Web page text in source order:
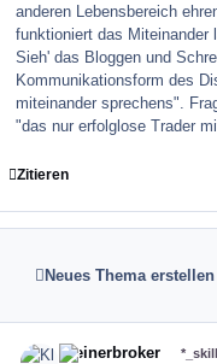
anderen Lebensbereich
funktioniert das Miteinander
Sieh' das Bloggen und
Kommunikationsform des
miteinander sprechens".
"das nur erfolglose Trader
Zitieren
Neues Thema erstellen
Kleinerbroker